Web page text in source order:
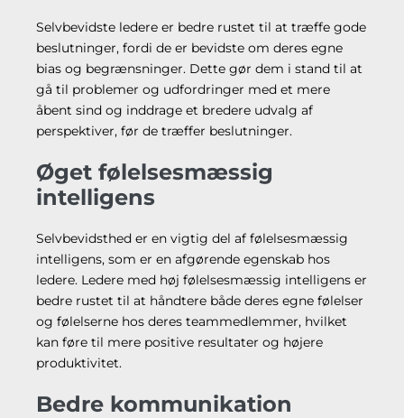
Selvbevidste ledere er bedre rustet til at træffe gode
beslutninger, fordi de er bevidste om deres egne
bias og begrænsninger. Dette gør dem i stand til at
gå til problemer og udfordringer med et mere
åbent sind og inddrage et bredere udvalg af
perspektiver, før de træffer beslutninger.
Øget følelsesmæssig
intelligens
Selvbevidsthed er en vigtig del af følelsesmæssig
intelligens, som er en afgørende egenskab hos
ledere. Ledere med høj følelsesmæssig intelligens er
bedre rustet til at håndtere både deres egne følelser
og følelserne hos deres teammedlemmer, hvilket
kan føre til mere positive resultater og højere
produktivitet.
Bedre kommunikation